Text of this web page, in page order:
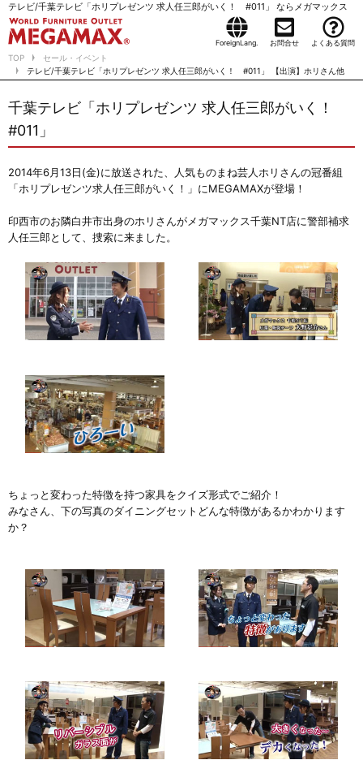
テレビ/千葉テレビ「ホリプレゼンツ 求人任三郎がいく！ #011」 ならメガマックス
ForeignLang. お問合せ よくある質問
TOP
セール・イベント
テレビ/千葉テレビ「ホリプレゼンツ 求人任三郎がいく！ #011」 【出演】ホリさん他
千葉テレビ「ホリプレゼンツ 求人任三郎がいく！
#011」
2014年6月13日(金)に放送された、人気ものまね芸人ホリさんの冠番組
「ホリプレゼンツ求人任三郎がいく！ 」にMEGAMAXが登場！
印西市のお隣白井市出身のホリさんがメガマックス千葉NT店に警部補求
人任三郎として、捜索に来ました。
ちょっと変わった特徴を持つ家具をクイズ形式でご紹介！
みなさん、下の写真のダイニングセットどんな特徴があるかわかります
か？